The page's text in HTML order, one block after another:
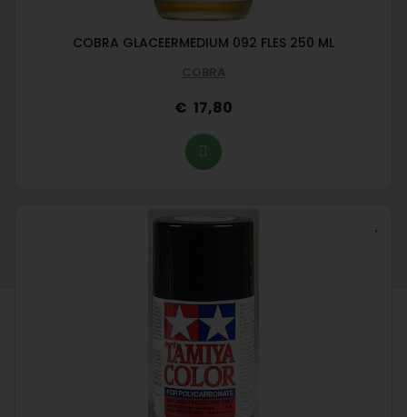
COBRA GLACEERMEDIUM 092 FLES 250 ML
COBRA
17,80